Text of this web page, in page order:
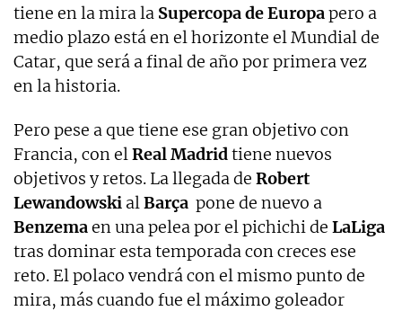
tiene en la mira la Supercopa de Europapero a
medio plazo está en el horizonte el Mundial de
Catar, que será a final de año por primera vez
en la historia.
Pero pese a que tiene ese gran objetivo con
Francia, con elRealMadridtiene nuevos
objetivos y retos. La llegada de Robert
Lewandowski alBarça pone de nuevo a
Benzemaen una pelea por el pichichi de LaLiga
tras dominar esta temporada con creces ese
reto. El polaco vendrá con el mismo punto de
mira, más cuando fue el máximo goleador